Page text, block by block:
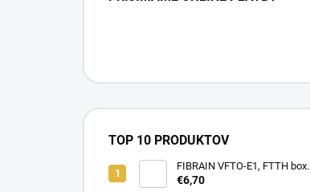
TOP 10 PRODUKTOV
FIBRAIN VFTO-E1, FTTH box,
1x adaptér SC/APC, 1x pigtail
€6,70